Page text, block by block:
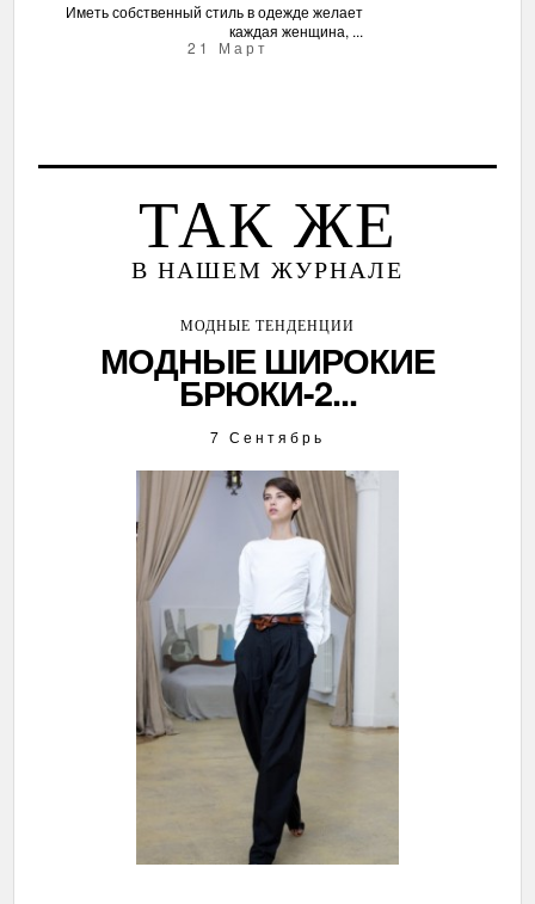
Иметь собственный стиль в одежде желает
каждая женщина, ...
21 Март
ТАК ЖЕ
В НАШЕМ ЖУРНАЛЕ
МОДНЫЕ ТЕНДЕНЦИИ
МОДНЫЕ ШИРОКИЕ
БРЮКИ-2...
7 Сентябрь